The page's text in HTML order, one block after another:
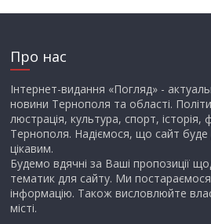
Про нас
Інтернет-видання «Погляд» -
новини Тернополя та області.
люстрація, культура, спорт,
Тернополя. Надіємося, що сайт
цікавим.
Будемо вдячні за Ваші пропозиції
тематик для сайту. Ми
інформацію. Також висловлюйте
місті.